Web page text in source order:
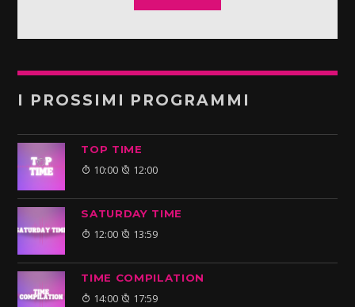
I PROSSIMI PROGRAMMI
TOP TIME
10:00 12:00
SATURDAY TIME
12:00 13:59
TIME COMPILATION
14:00 17:59